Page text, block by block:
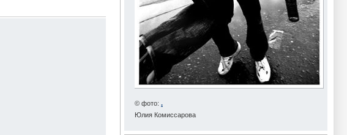
© фото: .
Юлия Комиссарова